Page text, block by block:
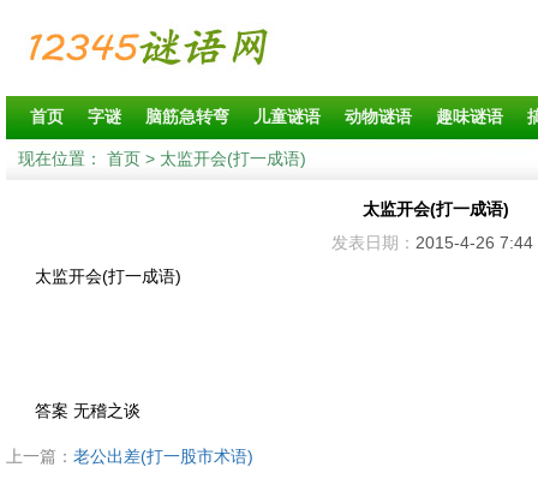
首页 字谜 脑筋急转弯 儿童谜语 动物谜语 趣味谜语
现在位置： 首页 > 太监开会(打一成语)
太监开会(打一成语)
发表日期： 2015-4-26 7:44
太监开会(打一成语)
答案 无稽之谈
上一篇： 老公出差(打一股市术语)